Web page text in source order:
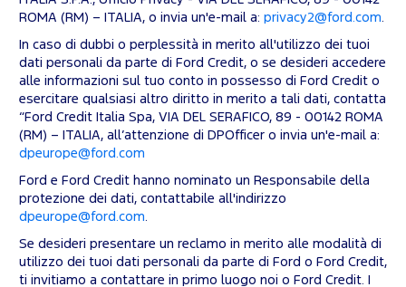
ROMA (RM) – ITALIA, o invia un'e-mail a: privacy2@ford.com
In caso di dubbi o perplessità in merito all'utilizzo dei tuoi
dati personali da parte di Ford Credit, o se desideri accedere
alle informazioni sul tuo conto in possesso di Ford Credit o
esercitare qualsiasi altro diritto in merito a tali dati, contatta
“Ford Credit Italia Spa, VIA DEL SERAFICO, 89 - 00142 ROMA
(RM) – ITALIA, all’attenzione di DPOfficer o invia un'e-mail a:
dpeurope@ford.com
Ford e Ford Credit hanno nominato un Responsabile della
protezione dei dati, contattabile all'indirizzo
dpeurope@ford.com
Se desideri presentare un reclamo in merito alle modalità di
utilizzo dei tuoi dati personali da parte di Ford o Ford Credit,
ti invitiamo a contattare in primo luogo noi o Ford Credit. I